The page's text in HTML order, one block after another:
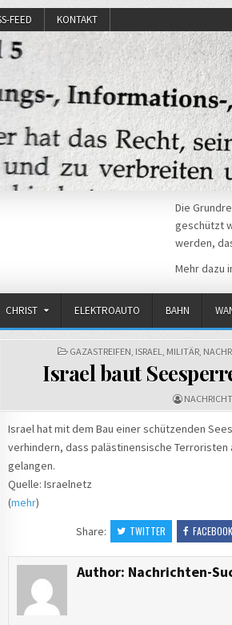
FEED KONTAKT
Die
geschützt
werden,
Mehr dazu
CHRIST ELEKTROAUTO BAHN
POSTED
GAZASTREIFEN ISRAEL MILITÄR,
Israel baut
Israel hat mit dem Bau einer schützenden
verhindern, dass palästinensische
gelangen.
Quelle: Israelnetz
(mehr)
Share:
TWITTER FACEBOOK
Author: Nachrichten-